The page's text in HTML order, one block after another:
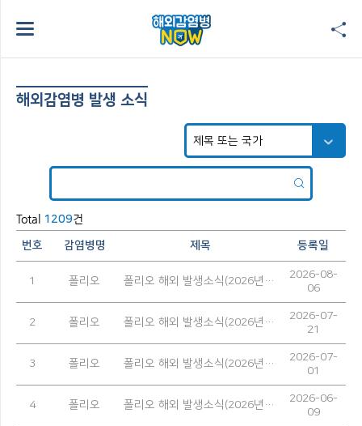
해외감염병 발생 소식
Total 1209건
번호 감염병명 제목 등록일
1 폴리오 폴리오 해외 발생소식(2026년 7월)
2026-08-
06
2 폴리오 폴리오 해외 발생소식(2026년 6월)
2026-07-
21
3 폴리오 폴리오 해외 발생소식(2026년 5월)
2026-07-
01
4 폴리오 폴리오 해외 발생소식(2026년 4월)
2026-06-
09